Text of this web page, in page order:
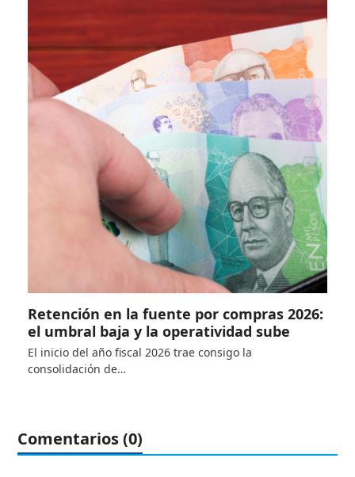
Retención en la fuente por compras 2026:
el umbral baja y la operatividad sube
El inicio del año fiscal 2026 trae consigo la
consolidación de…
Comentarios (0)